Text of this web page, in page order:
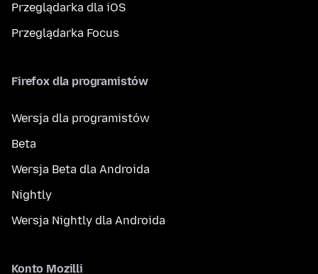
Przeglądarka dla iOS
Przeglądarka Focus
Firefox dla programistów
Wersja dla programistów
Beta
Wersja Beta dla Androida
Nightly
Wersja Nightly dla Androida
Konto Mozilli